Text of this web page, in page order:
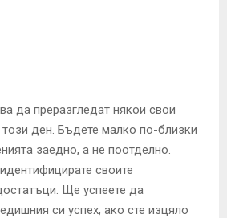
да преразгледат някои свои
ден. Бъдете малко по-близки
заедно, а не поотделно.
своите
Ще успеете да
си успех, ако сте изцяло